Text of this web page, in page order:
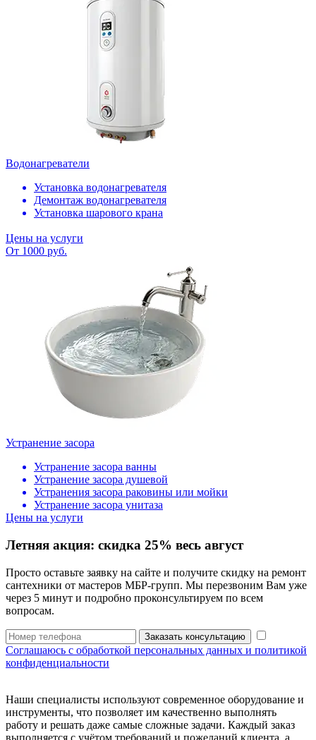
Водонагреватели
Установка водонагревателя
Демонтаж водонагревателя
Установка шарового крана
Цены на услуги
От 1000 руб.
Устранение засора
Устранение засора ванны
Устранение засора душевой
Устранения засора раковины или мойки
Устранение засора унитаза
Цены на услуги
Летняя акция: скидка 25% весь август
Просто оставьте заявку на сайте и получите скидку на ремонт
сантехники от мастеров МБР-групп. Мы перезвоним Вам уже
через 5 минут и подробно проконсультируем по всем
вопросам.
Заказать консультацию
Соглашаюсь с обработкой персональных данных и политикой
конфиденциальности
Наши специалисты используют современное оборудование и
инструменты, что позволяет им качественно выполнять
работу и решать даже самые сложные задачи. Каждый заказ
выполняется с учётом требований и пожеланий клиента, а